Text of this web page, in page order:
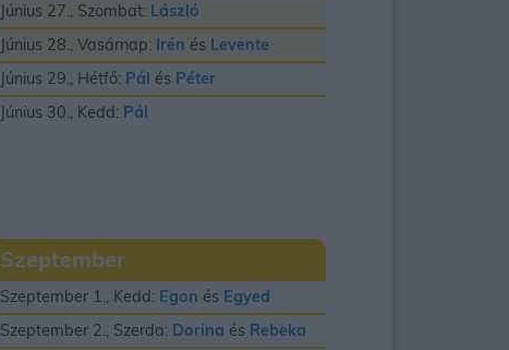
Június 27., Szombat: László
Június 28., Vasárnap: Irén és Levente
Június 29., Hétfő: Pál és Péter
Június 30., Kedd: Pál
Szeptember
Szeptember 1., Kedd: Egon és Egyed
Szeptember 2., Szerda: Dorina és Rebeka